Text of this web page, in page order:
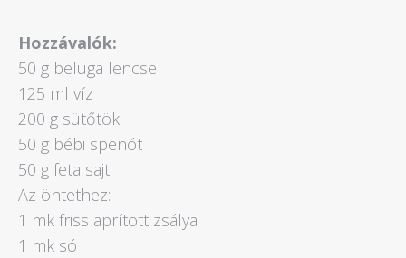
Hozzávalók:
50 g beluga lencse
125 ml víz
200 g sütőtök
50 g bébi spenót
50 g feta sajt
Az öntethez:
1 mk friss aprított zsálya
1 mk só